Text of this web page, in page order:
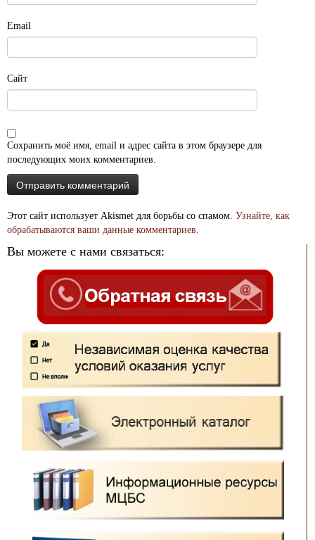
Email
Сайт
Сохранить моё имя, email и адрес сайта в этом браузере для
последующих моих комментариев.
Этот сайт использует Akismet для борьбы со спамом. Узнайте, как
обрабатываются ваши данные комментариев
Вы можете с нами связаться: